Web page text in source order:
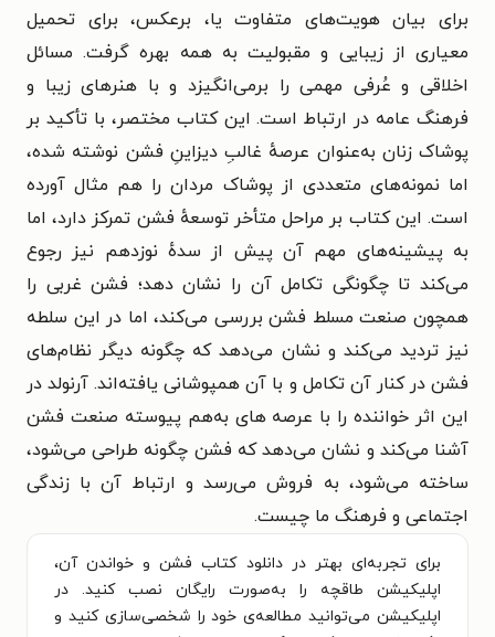
برای بیان هویت‌های متفاوت یا، برعکس، برای تحمیل
معیاری از زیبایی و مقبولیت به همه بهره گرفت. مسائل
اخلاقی و عُرفی مهمی را برمی‌انگیزد و با هنرهای زیبا و
فرهنگ عامه در ارتباط است. این کتاب مختصر، با تأکید بر
پوشاک زنان به‌عنوان عرصهٔ غالبِ دیزاینِ فشن نوشته شده،
اما نمونه‌های متعددی از پوشاک مردان را هم مثال آورده
است. این کتاب بر مراحل متأخر توسعهٔ فشن تمرکز دارد، اما
به پیشینه‌های مهم آن پیش از سدهٔ نوزدهم نیز رجوع
می‌کند تا چگونگی تکامل آن را نشان دهد؛ فشن غربی را
همچون صنعت مسلط فشن بررسی می‌کند، اما در این سلطه
نیز تردید می‌کند و نشان می‌دهد که چگونه دیگر نظام‌های
فشن در کنار آن تکامل و با آن همپوشانی یافته‌اند. آرنولد در
این اثر خواننده را با عرصه های به‌هم پیوسته صنعت فشن
آشنا می‌کند و نشان می‌دهد که فشن چگونه طراحی می‌شود،
ساخته می‌شود، به فروش می‌رسد و ارتباط آن با زندگی
اجتماعی و فرهنگ ما چیست.
برای تجربه‌ای بهتر در دانلود کتاب فشن و خواندن آن،
اپلیکیشن طاقچه را به‌صورت رایگان نصب کنید. در
اپلیکیشن می‌توانید مطالعه‌ی خود را شخصی‌سازی کنید و